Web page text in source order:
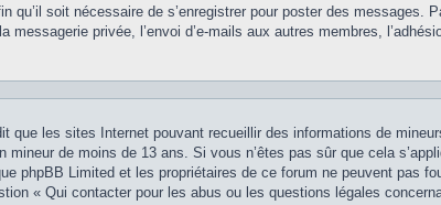
soit nécessaire de s’enregistrer pour poster des messages.
privée, l’envoi d’e-mails aux autres membres,
que les sites Internet pouvant recueillir des informations de
de moins de 13 ans. Si vous n’êtes pas sûr que cela
phpBB Limited et les propriétaires de ce forum ne peuvent pas
« Qui contacter pour les abus ou les questions légales